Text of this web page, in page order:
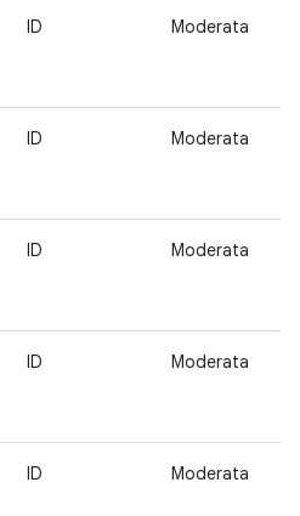
ID Moderata
ID Moderata
ID Moderata
ID Moderata
ID Moderata